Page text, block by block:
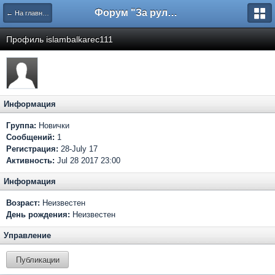
← На главную Форум "За рулем"
Профиль islambalkarec111
Информация
Группа: Новички
Сообщений: 1
Регистрация: 28-July 17
Активность: Jul 28 2017 23:00
Информация
Возраст: Неизвестен
День рождения: Неизвестен
Управление
Публикации